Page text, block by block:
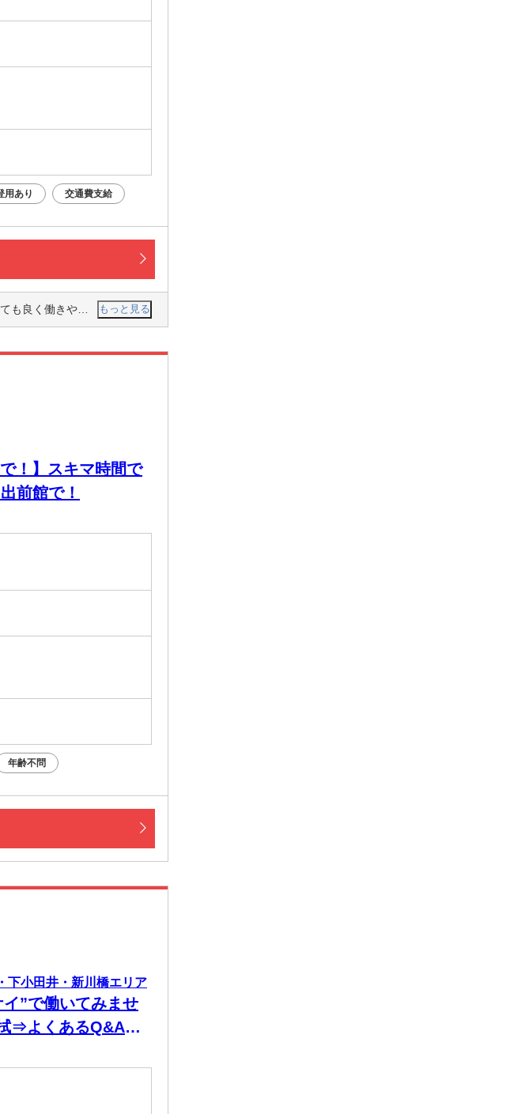
用あり 交通費支給
だと感じました。 もっと見る
！】スキマ時間で
前館で！
年齢不問
下小田井・新川橋エリア
”で働いてみませ
⇒よくあるQ&A大
理なく働こう♪